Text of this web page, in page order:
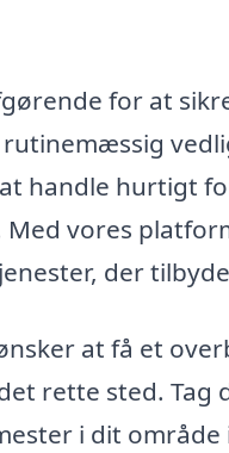
for at
handle hurtigt
vores
der
at få et
rette sted. Tag
i dit område